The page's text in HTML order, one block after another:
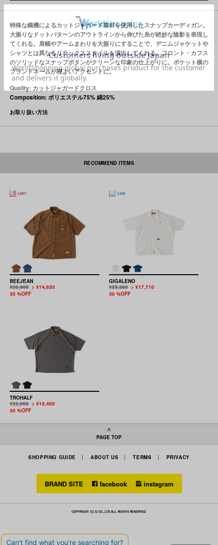
※単位はすべて「cm」です。
製造工程で多少の誤差があることを予めご了承ください。
特殊な織機によるカットジャガード素材を使用したスナップカーディガン。
大振りなドットパターンのアウトラインから伸びた糸が絶妙な陰影を表現し
てくれる。肩幅やアームまわりを大振りにすることで、デニムジャケットや
シャツとは異なるリラックススタイルを演出してくれる。フロント・カフス
のソリッドなスナップボタンがクリーンな印象の仕上がりに。ポケット横の
ブランドネームが程よいアクセントに。
Quality: カットジャガードクロス
Composition: ポリエステル75% 綿25%
お取り扱い方法
素材の性質上、多少収縮する可能性があります。洗濯後、形を整えて干して
下さい。なお自動乾燥機(タンブラー)の御使用はおさけ下さい。アイロンを
かける際には必ず当て布をしてください。ネーム部分にはアイロンを当てな
いで下さい。この商品は、特殊な織り方のジャガード生地を使用していま
す。フリンジ部分の長さにばらつきがあります。また着用や洗濯により糸抜
けがおきる可能性もございます。予めご了承ください。
本製品は中国製です。
RECOMMEND ITEMS
BEEJEAN
¥20,900 > ¥14,630
30 %OFF
GIGALENO
¥25,300 > ¥17,710
30 %OFF
TROHALF
¥22,000 > ¥15,400
30 %OFF
PAGE TOP
SHOPPING GUIDE ABOUT US TERMS PRIVACY
BRAND SITE facebook instagram
COPYRIGHT (C) Q CO.,LTD ALL RIGHTS RESERVED.